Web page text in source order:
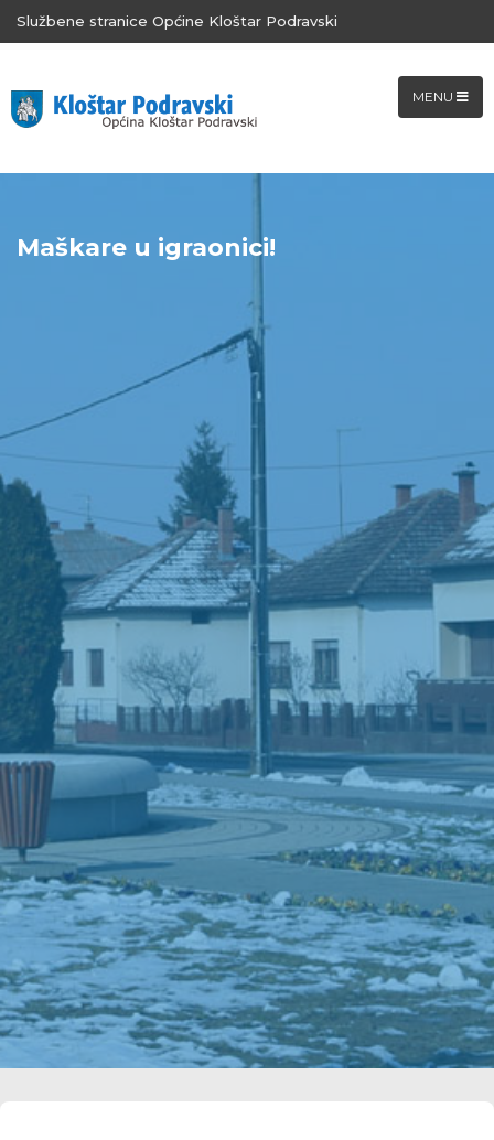
Službene stranice Općine Kloštar Podravski
MENU
Maškare u igraonici!